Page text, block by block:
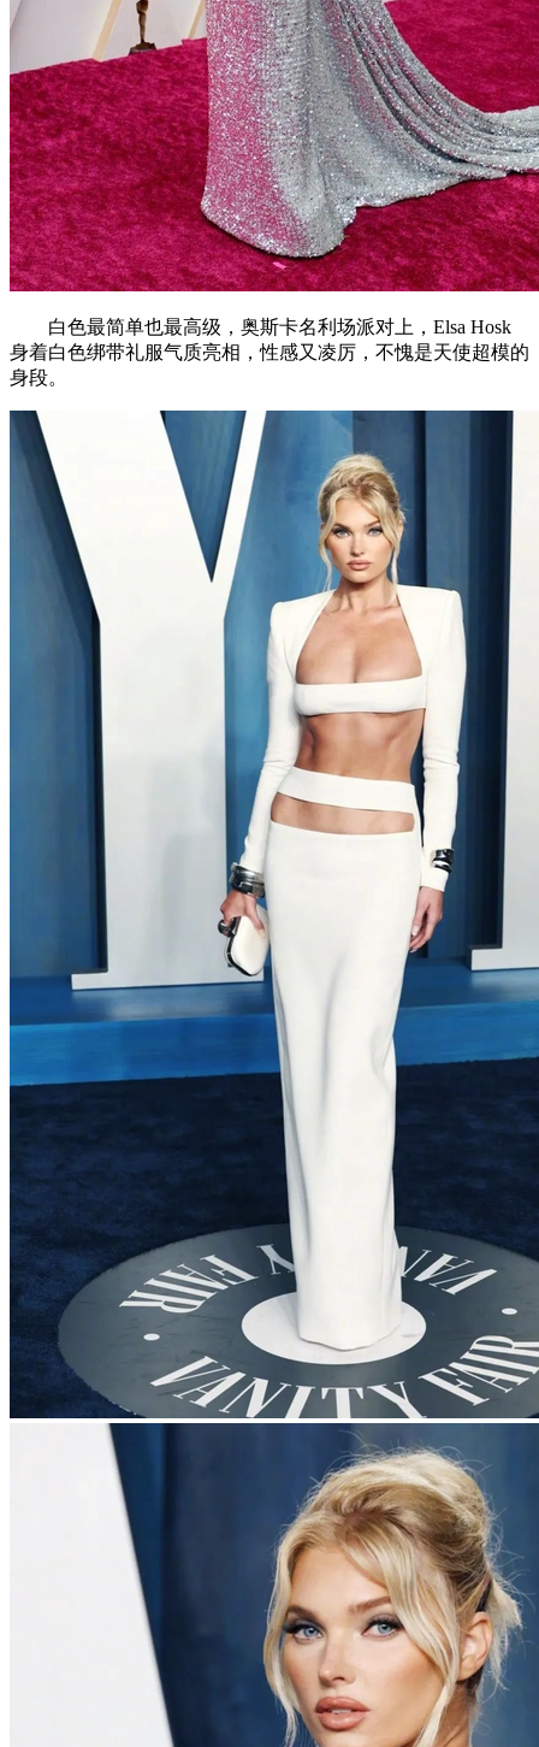
白色最简单也最高级，奥斯卡名利场派对上，Elsa Hosk
身着白色绑带礼服气质亮相，性感又凌厉，不愧是天使超模的
身段。